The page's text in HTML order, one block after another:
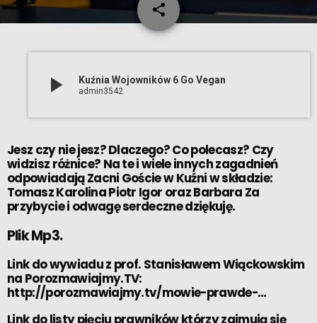
share
email
play_arrow Kuźnia Wojowników 6 Go Vegan
admin3542
Jesz czy nie jesz? Dlaczego? Co polecasz? Czy
widzisz różnice? Na te i wiele innych zagadnień
odpowiadają Zacni Goście w Kuźni w składzie:
Tomasz Karolina Piotr Igor oraz Barbara Za
przybycie i odwagę serdeczne dziękuję.
Plik Mp3.
Link do wywiadu z prof. Stanisławem Wiąckowskim
na Porozmawiajmy.TV:
http://porozmawiajmy.tv/mowie-prawde-…